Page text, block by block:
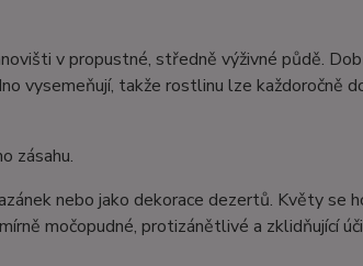
v propustné, středně výživné půdě.
vysemeňují, takže rostlinu lze každoročně
zásahu.
nebo jako dekorace dezertů. Květy se
močopudné, protizánětlivé a zklidňující